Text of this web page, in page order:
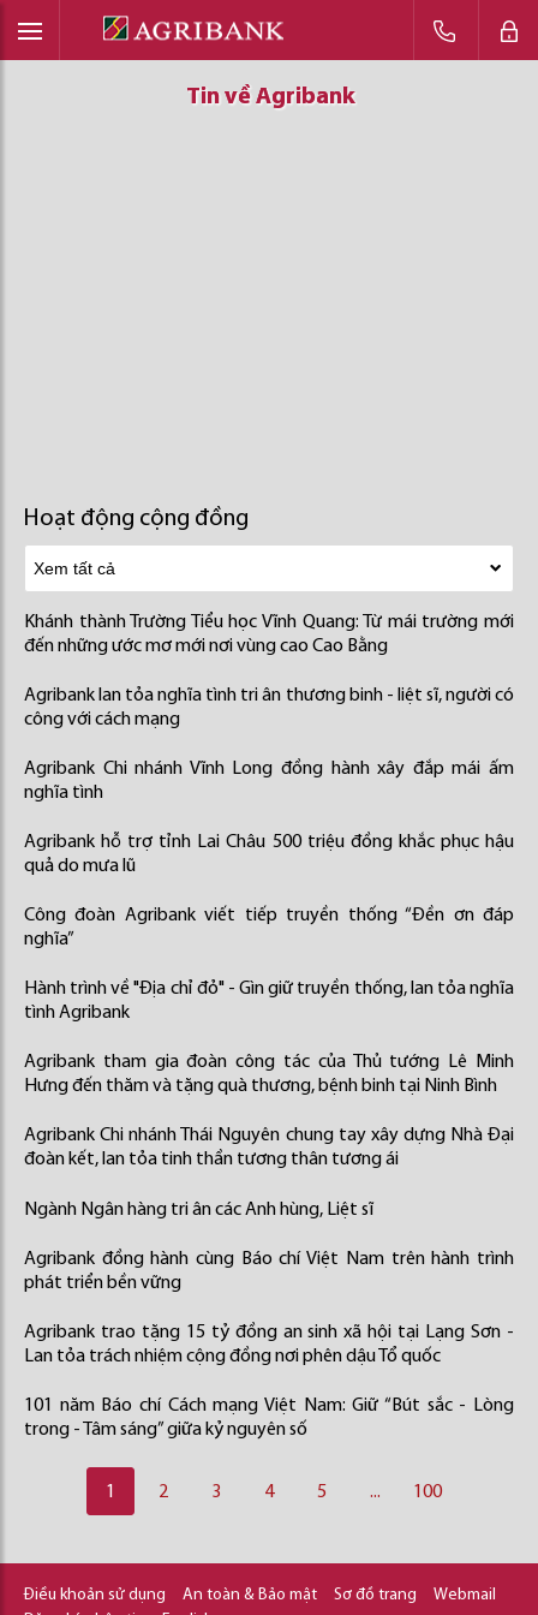
Tin về Agribank
Tin về Agribank
Tin về Agribank
Hoạt động cộng đồng
Khánh thành Trường Tiểu học Vĩnh Quang: Từ mái trường mới
đến những ước mơ mới nơi vùng cao Cao Bằng
Agribank lan tỏa nghĩa tình tri ân thương binh - liệt sĩ, người có
công với cách mạng
Agribank Chi nhánh Vĩnh Long đồng hành xây đắp mái ấm
nghĩa tình
Agribank hỗ trợ tỉnh Lai Châu 500 triệu đồng khắc phục hậu
quả do mưa lũ
Công đoàn Agribank viết tiếp truyền thống “Đền ơn đáp
nghĩa”
Hành trình về "Địa chỉ đỏ" - Gìn giữ truyền thống, lan tỏa nghĩa
tình Agribank
Agribank tham gia đoàn công tác của Thủ tướng Lê Minh
Hưng đến thăm và tặng quà thương, bệnh binh tại Ninh Bình
Agribank Chi nhánh Thái Nguyên chung tay xây dựng Nhà Đại
đoàn kết, lan tỏa tinh thần tương thân tương ái
Ngành Ngân hàng tri ân các Anh hùng, Liệt sĩ
Agribank đồng hành cùng Báo chí Việt Nam trên hành trình
phát triển bền vững
Agribank trao tặng 15 tỷ đồng an sinh xã hội tại Lạng Sơn -
Lan tỏa trách nhiệm cộng đồng nơi phên dậu Tổ quốc
101 năm Báo chí Cách mạng Việt Nam: Giữ “Bút sắc - Lòng
trong - Tâm sáng” giữa kỷ nguyên số
1 2 3 4 5 ... 100
Điều khoản sử dụng An toàn & Bảo mật Sơ đồ trang
Webmail